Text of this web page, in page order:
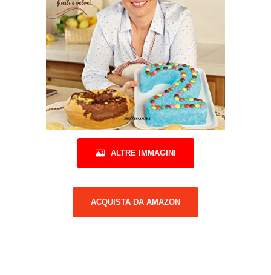
ALTRE IMMAGINI
ACQUISTA DA AMAZON